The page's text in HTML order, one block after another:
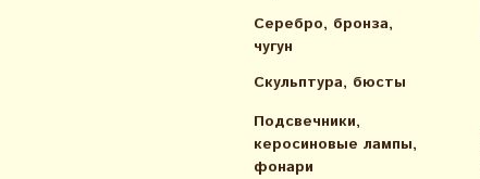
Серебро, бронза,
чугун
Скульптура, бюсты
Подсвечники,
керосиновые лампы,
фонари